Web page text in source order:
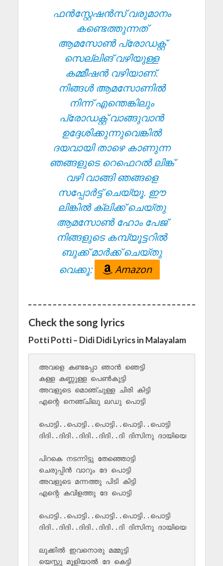
ഫൻസ്റ്റേഷൻസ് വരുമാനം
കണ്ടെത്തുന്നത്
ആമസോൺ പ്രോഡക്റ്റ്
സെല്ലിങ് വഴിയുള്ള
കമ്മീഷൻ വഴിയാണ്.
നിങ്ങൾ ആമസോണിൽ
നിന്ന് എന്തെങ്കിലും
പ്രോഡക്റ്റ് വാങ്ങുവാൻ
ഉദ്ദേശിക്കുന്നുവെങ്കിൽ
ദയവായി താഴെ കാണുന്ന
ഞങ്ങളുടെ റെഫെറൽ ലിങ്ക്
വഴി വാങ്ങി ഞങ്ങളെ
സപ്പോർട്ട് ചെയ്യൂ. ഈ
ലിങ്കിൽ ക്ലിക്ക് ചെയ്തു
ആമസോൺ ഹോം പേജ്
നിങ്ങളുടെ കമ്പ്യൂട്ടറിൽ
ബുക്ക് മാർക്ക് ചെയ്തു
വെക്കൂ:
Amazon
Check the song lyrics
Potti Potti – Didi Didi Lyrics in Malayalam
അവളെ കണ്ടപ്പോ ഞാൻ ഞെട്ടി
കള്ള കണ്ണുള്ള പെൺകുട്ടി
അവളുടെ മൊഞ്ചുള്ള ചിരി കിട്ടി
എന്റെ നെഞ്ചിലു ലഡു പൊട്ടി
പൊട്ടി..പൊട്ടി..പൊട്ടി..പൊട്ടി..പൊട്ടി
ദിദി..ദിദി..ദിദി..ദിദി..ദി ദിസിനു ദായിയെ
പിറകെ നടന്നിട്ടു തേഞ്ഞൊട്ടി
ചെരുപ്പിൻ വാറും ദേ പൊട്ടി
അവളുടെ മന്നത്തു പിടി കിട്ടി
എന്റെ കവിളത്തു ദേ പൊട്ടി
പൊട്ടി..പൊട്ടി..പൊട്ടി..പൊട്ടി..പൊട്ടി
ദിദി..ദിദി..ദിദി..ദിദി..ദി ദിസിനു ദായിയെ
ലുക്കിൽ ഇവനൊരു മമ്മുട്ടി
യെസ്സു മൂളിയാൽ ദേ കെട്ടി